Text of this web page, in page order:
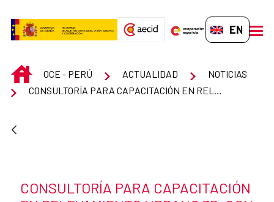
EN-GB
INICIOOCE - PERÚ ACTUALIDAD
NOTICIAS
News title
CONSULTORÍA PARA CAPACITACIÓN